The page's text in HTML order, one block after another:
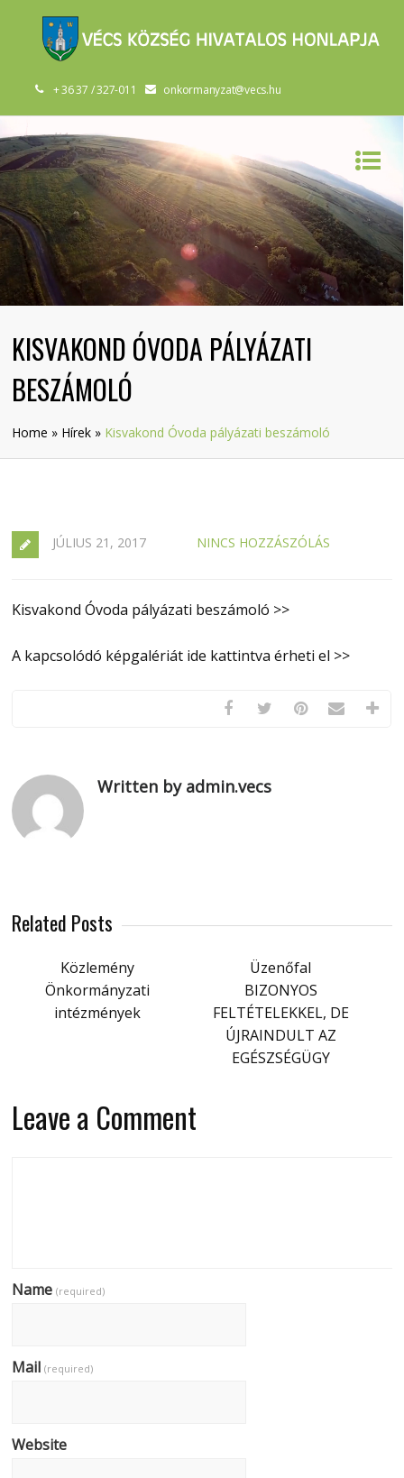
+ 36 37 / 327-011 onkormanyzat@vecs.hu
KISVAKOND ÓVODA PÁLYÁZATI
BESZÁMOLÓ
Home » Hírek » Kisvakond Óvoda pályázati beszámoló
JÚLIUS 21, 2017 NINCS HOZZÁSZÓLÁS
Kisvakond Óvoda pályázati beszámoló >>
A kapcsolódó képgalériát ide kattintva érheti el >>
Written by admin.vecs
Related Posts
Közlemény
Üzenőfal
Önkormányzati
intézmények
BIZONYOS
FELTÉTELEKKEL, DE
ÚJRAINDULT AZ
EGÉSZSÉGÜGY
Leave a Comment
Name(required)
Mail(required)
Website